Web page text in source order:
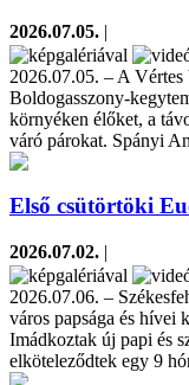
2026.07.05. |
2026.07.05. – A Vértes
Boldogasszony-
környéken élőket, a
váró párokat. Spányi
Első csütörtöki
2026.07.02. |
2026.07.06. –
város papsága és hívei
Imádkoztak új papi és
elköteleződtek egy 9